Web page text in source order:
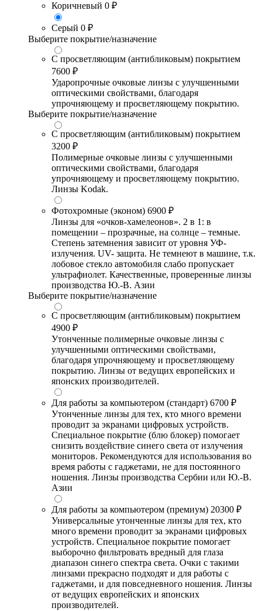
Коричневый 0 ₽
Серый 0 ₽
Выберите покрытие/назначение
С просветляющим (антибликовым) покрытием
7600 ₽
Ударопрочные очковые линзы с улучшенными
оптическими свойствами, благодаря
упрочняющему и просветляющему покрытию.
Выберите покрытие/назначение
С просветляющим (антибликовым) покрытием
3200 ₽
Полимерные очковые линзы с улучшенными
оптическими свойствами, благодаря
упрочняющему и просветляющему покрытию.
Линзы Kodak.
Фотохромные (эконом) 6900 ₽
Линзы для «очков-хамелеонов». 2 в 1: в
помещении – прозрачные, на солнце – темные.
Степень затемнения зависит от уровня УФ-
излучения. UV- защита. Не темнеют в машине, т.к.
лобовое стекло автомобиля слабо пропускает
ультрафиолет. Качественные, проверенные линзы
производства Ю.-В. Азии
Выберите покрытие/назначение
С просветляющим (антибликовым) покрытием
4900 ₽
Утонченные полимерные очковые линзы с
улучшенными оптическими свойствами,
благодаря упрочняющему и просветляющему
покрытию. Линзы от ведущих европейских и
японских производителей.
Для работы за компьютером (стандарт) 6700 ₽
Утонченные линзы для тех, кто много времени
проводит за экранами цифровых устройств.
Специальное покрытие (блю блокер) помогает
снизить воздействие синего света от излучения
мониторов. Рекомендуются для использования во
время работы с гаджетами, не для постоянного
ношения. Линзы производства Сербии или Ю.-В.
Азии
Для работы за компьютером (премиум) 20300 ₽
Универсальные утонченные линзы для тех, кто
много времени проводит за экранами цифровых
устройств. Специальное покрытие помогает
выборочно фильтровать вредный для глаза
диапазон синего спектра света. Очки с такими
линзами прекрасно подходят и для работы с
гаджетами, и для повседневного ношения. Линзы
от ведущих европейских и японских
производителей.